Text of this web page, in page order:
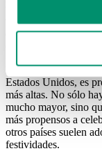
unos 83 millones de
vertederos, y eso
disfraces, lo que
Lamentablemente,
Estados Unidos, es
más altas. No sólo
mucho mayor, sino
más propensos a
otros países suelen
festividades.